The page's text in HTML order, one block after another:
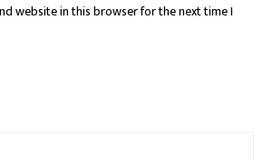
website in this browser for the next time I